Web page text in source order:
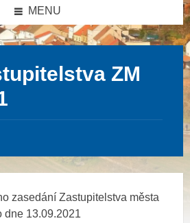
MENU
ZM
zasedání Zastupitelstva města
dne 13.09.2021